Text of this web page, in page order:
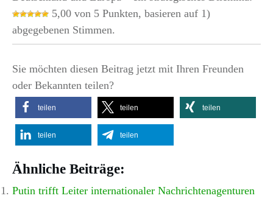
5,00 von 5 Punkten, basieren auf 1)
abgegebenen Stimmen.
Sie möchten diesen Beitrag jetzt mit Ihren Freunden
oder Bekannten teilen?
teilen teilen teilen
teilen teilen
Ähnliche Beiträge:
Putin trifft Leiter internationaler Nachrichtenagenturen